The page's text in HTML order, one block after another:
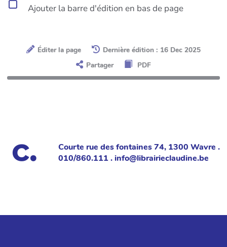
Ajouter la barre d'édition en bas de page
Éditer la page
Dernière édition : 16 Dec 2025
Partager
PDF
Courte rue des fontaines 74, 1300 Wavre .
010/860.111 . info@librairieclaudine.be